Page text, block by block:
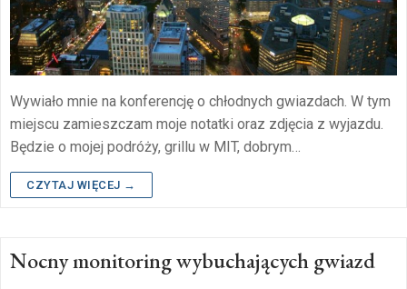
Wywiało mnie na konferencję o chłodnych gwiazdach. W tym
miejscu zamieszczam moje notatki oraz zdjęcia z wyjazdu.
Będzie o mojej podróży, grillu w MIT, dobrym…
CZYTAJ WIĘCEJ →
Nocny monitoring wybuchających gwiazd